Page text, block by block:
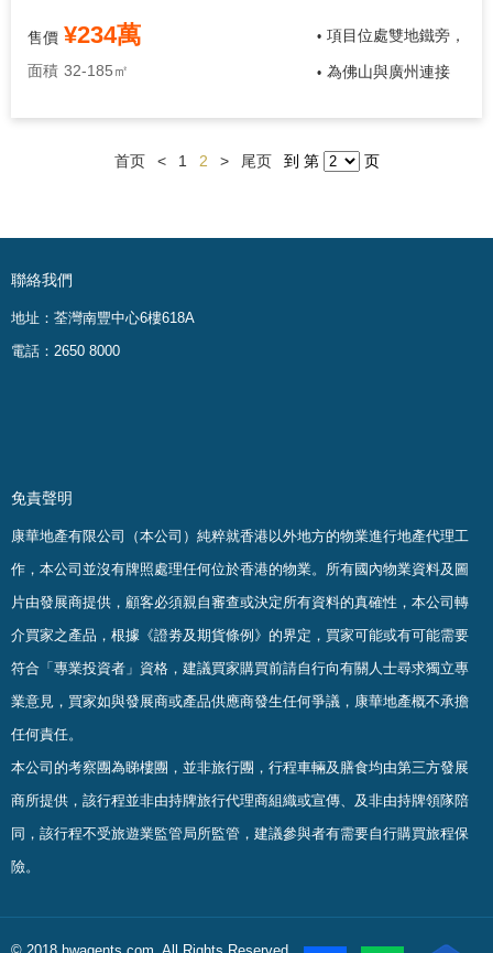
售價 ¥234萬
面積 32-185㎡
• 項目位處雙地鐵旁，
• 為佛山與廣州連接
首页 < 1 2 > 尾页 到 第 页
聯絡我們
地址：荃灣南豐中心6樓618A
電話：2650 8000
免責聲明
康華地產有限公司（本公司）純粹就香港以外地方的物業進行地產代理工
作，本公司並沒有牌照處理任何位於香港的物業。 所有國內物業資料及圖
片由發展商提供，顧客必須親自審查或決定所有資料的真確性 ， 本公司轉
介買家之產品，根據《證劵及期貨條例》的界定，買家可能或有可能需要
符合「專業投資者」資格，建議買家購買前請自行向有關人士尋求獨立專
業意見，買家如與發展商或產品供應商發生任何爭議，康華地產概不承擔
任何責任。
本公司的考察團為睇樓團，並非旅行團，行程車輛及膳食均由第三方發展
商所提供，該行程並非由持牌旅行代理商組織或宣傳、及非由持牌領隊陪
同，該行程不受旅遊業監管局所監管，建議參與者有需要自行購買旅程保
險。